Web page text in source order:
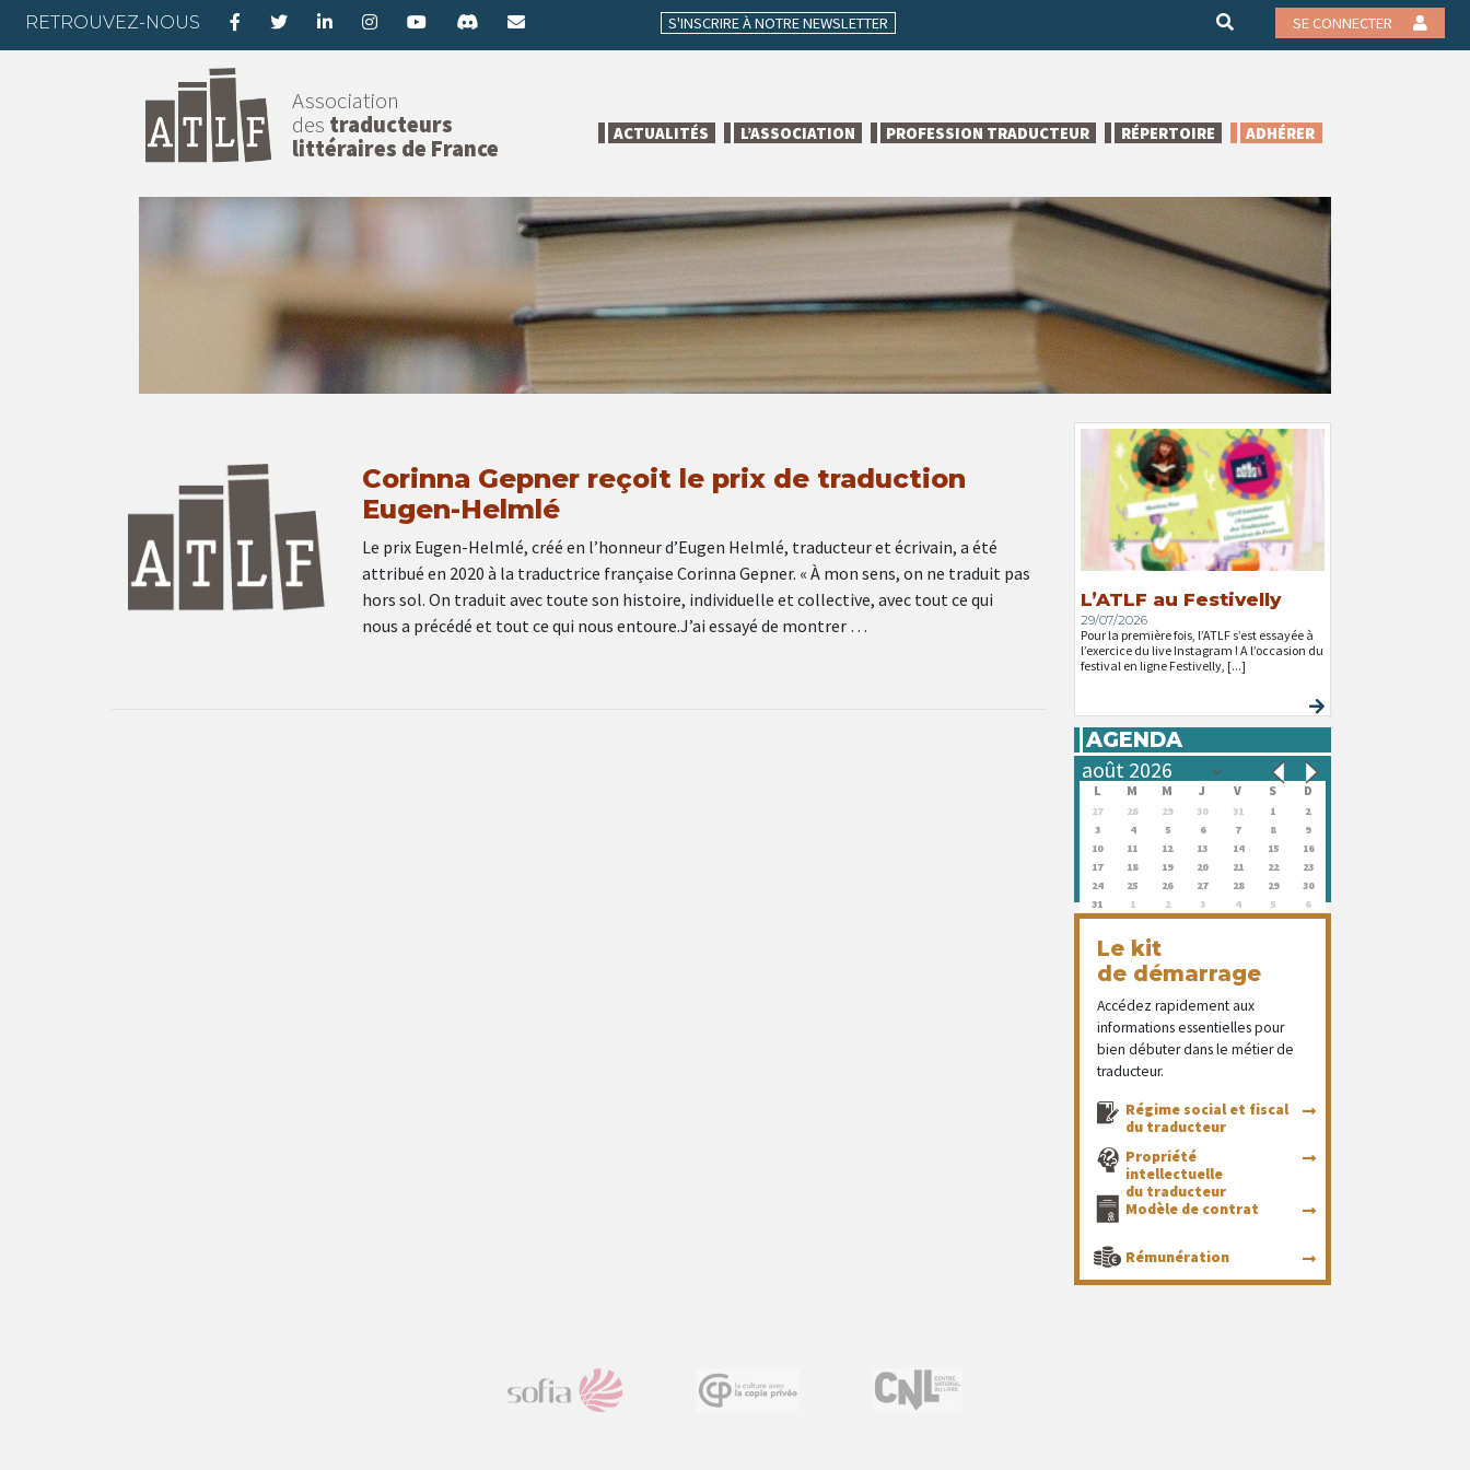
RETROUVEZ-NOUS S'INSCRIRE À NOTRE NEWSLETTER SE CONNECTER
Association
des traducteurs
littéraires de France
ACTUALITÉS L’ASSOCIATION PROFESSION TRADUCTEUR RÉPERTOIRE ADHÉRER
Corinna Gepner reçoit le prix de traduction
Eugen-Helmlé
Le prix Eugen-Helmlé, créé en l’honneur d’Eugen Helmlé, traducteur et écrivain, a été
attribué en 2020 à la traductrice française Corinna Gepner. « À mon sens, on ne traduit pas
hors sol. On traduit avec toute son histoire, individuelle et collective, avec tout ce qui
nous a précédé et tout ce qui nous entoure.J’ai essayé de montrer …
L’ATLF au Festivelly
29/07/2026
Pour la première fois, l’ATLF s’est essayée à
l’exercice du live Instagram ! A l’occasion du
festival en ligne Festivelly, [...]
AGENDA
L M M J V S D
27 28 29 30 31 1
2
3
4 5 6 7 8
9
10
11 12 13 14 15
16
17
18 19 20 21 22
23
24
25 26 27 28 29
30
31
1 2 3 4 5 6
Le kit
de démarrage
Accédez rapidement aux
informations essentielles pour
bien débuter dans le métier de
traducteur.
Régime social et fiscal
du traducteur
Propriété
intellectuelle
du traducteur
Modèle de contrat
Rémunération